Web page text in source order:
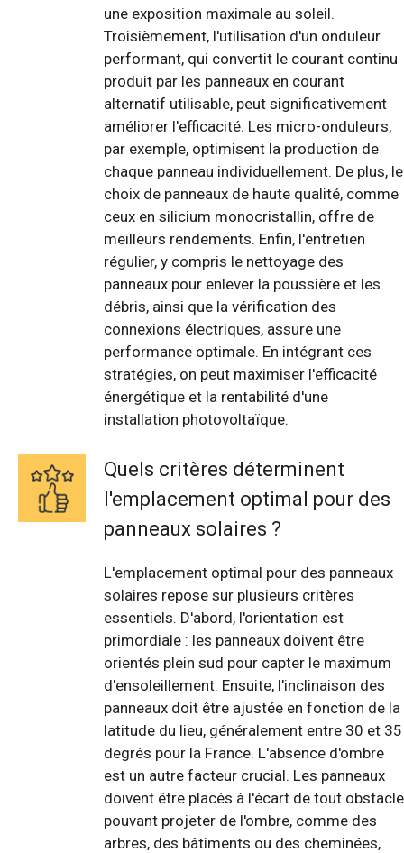
une exposition maximale au soleil.
Troisièmement, l'utilisation d'un onduleur
performant, qui convertit le courant continu
produit par les panneaux en courant
alternatif utilisable, peut significativement
améliorer l'efficacité. Les micro-onduleurs,
par exemple, optimisent la production de
chaque panneau individuellement. De plus, le
choix de panneaux de haute qualité, comme
ceux en silicium monocristallin, offre de
meilleurs rendements. Enfin, l'entretien
régulier, y compris le nettoyage des
panneaux pour enlever la poussière et les
débris, ainsi que la vérification des
connexions électriques, assure une
performance optimale. En intégrant ces
stratégies, on peut maximiser l'efficacité
énergétique et la rentabilité d'une
installation photovoltaïque.
Quels critères déterminent
l'emplacement optimal pour des
panneaux solaires ?
L'emplacement optimal pour des panneaux
solaires repose sur plusieurs critères
essentiels. D'abord, l'orientation est
primordiale : les panneaux doivent être
orientés plein sud pour capter le maximum
d'ensoleillement. Ensuite, l'inclinaison des
panneaux doit être ajustée en fonction de la
latitude du lieu, généralement entre 30 et 35
degrés pour la France. L'absence d'ombre
est un autre facteur crucial. Les panneaux
doivent être placés à l'écart de tout obstacle
pouvant projeter de l'ombre, comme des
arbres, des bâtiments ou des cheminées,